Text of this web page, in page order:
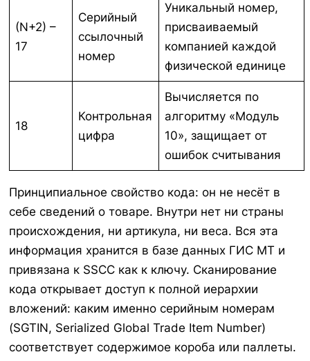
(N+2) –
17
Серийный
ссылочный
номер
Уникальный номер,
присваиваемый
компанией каждой
физической единице
18
Контрольная
цифра
Вычисляется по
алгоритму «Модуль
10», защищает от
ошибок считывания
Принципиальное свойство кода: он не несёт в
себе сведений о товаре. Внутри нет ни страны
происхождения, ни артикула, ни веса. Вся эта
информация хранится в базе данных ГИС МТ и
привязана к SSCC как к ключу. Сканирование
кода открывает доступ к полной иерархии
вложений: каким именно серийным номерам
(SGTIN, Serialized Global Trade Item Number)
соответствует содержимое короба или паллеты.